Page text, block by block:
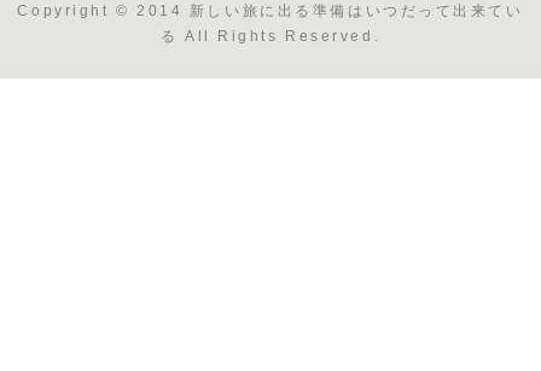
Copyright © 2014 新しい旅に出る準備はいつだって出来てい
る All Rights Reserved.